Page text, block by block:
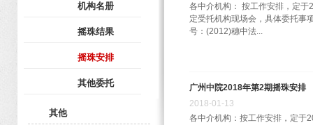
机构名册
摇珠结果
摇珠安排
其他委托
其他
各中介机构： 按工作安排，定
定受托机构现场会，具体委托事
号：(2012)穗中法...
广州中院2018年第2期摇珠安排
各中介机构：按工作安排，定于
2018-01-13